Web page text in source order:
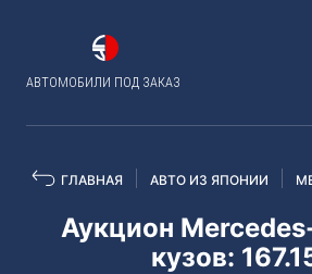
АВТОМОБИЛИ ПОД ЗАКАЗ
ГЛАВНАЯ АВТО ИЗ ЯПОНИИ
Аукцион
кузов: